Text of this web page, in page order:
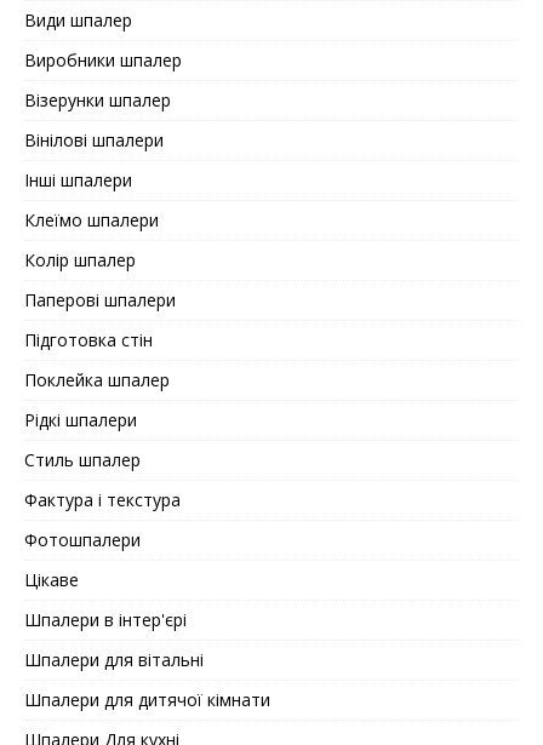
Види шпалер
Виробники шпалер
Візерунки шпалер
Вінілові шпалери
Інші шпалери
Клеїмо шпалери
Колір шпалер
Паперові шпалери
Підготовка стін
Поклейка шпалер
Рідкі шпалери
Стиль шпалер
Фактура і текстура
Фотошпалери
Цікаве
Шпалери в інтер'єрі
Шпалери для вітальні
Шпалери для дитячої кімнати
Шпалери Для кухні